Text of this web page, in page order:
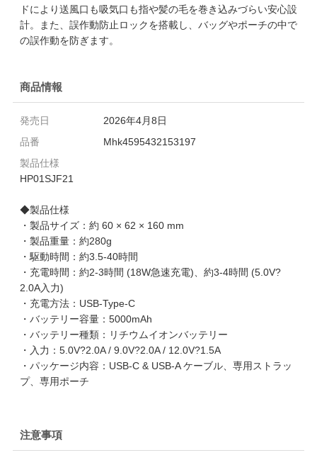
ドにより送風口も吸気口も指や髪の毛を巻き込みづらい安心設
計。また、誤作動防止ロックを搭載し、バッグやポーチの中で
の誤作動を防ぎます。
商品情報
発売日
2026年4月8日
品番
Mhk4595432153197
製品仕様
HP01SJF21
◆製品仕様
・製品サイズ：約 60 × 62 × 160 mm
・製品重量：約280g
・駆動時間：約3.5-40時間
・充電時間：約2-3時間 (18W急速充電)、約3-4時間 (5.0V?
2.0A入力)
・充電方法：USB-Type-C
・バッテリー容量：5000mAh
・バッテリー種類：リチウムイオンバッテリー
・入力：5.0V?2.0A / 9.0V?2.0A / 12.0V?1.5A
・パッケージ内容：USB-C & USB-A ケーブル、専用ストラッ
プ、専用ポーチ
注意事項